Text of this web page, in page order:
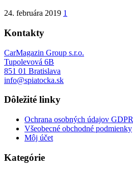
24. februára 2019 1
Kontakty
CarMagazin Group s.r.o.
Tupolevová 6B
851 01 Bratislava
info@spiatocka.sk
Dôležité linky
Ochrana osobných údajov GDPR
Všeobecné obchodné podmienky
Môj účet
Kategórie